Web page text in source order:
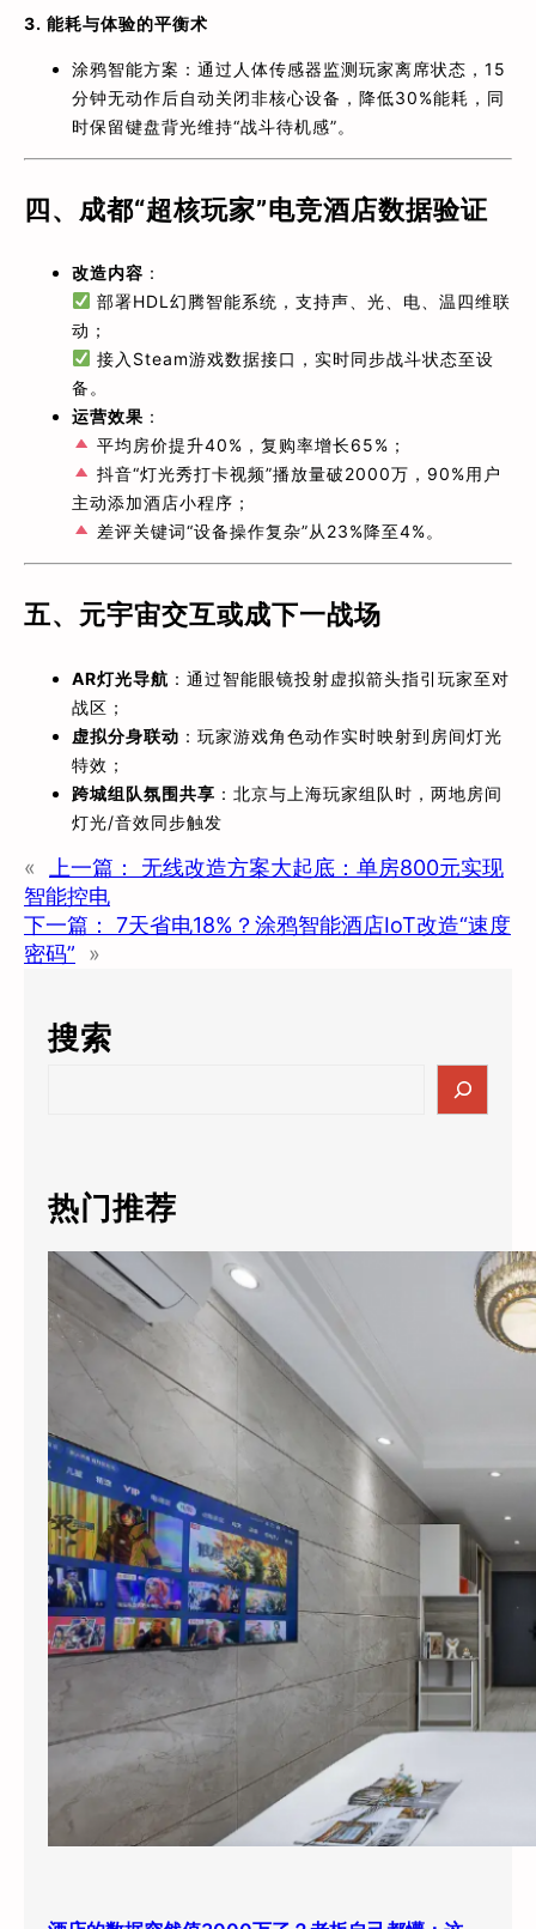
3. 能耗与体验的平衡术
涂鸦智能方案：通过人体传感器监测玩家离席状态，15
分钟无动作后自动关闭非核心设备，降低30%能耗，同
时保留键盘背光维持“战斗待机感”。
四、成都“超核玩家”电竞酒店数据验证
改造内容 ：
部署HDL幻腾智能系统，支持声、光、电、温四维联
动；
接入Steam游戏数据接口，实时同步战斗状态至设
备。
运营效果 ：
平均房价提升40%，复购率增长65%；
抖音“灯光秀打卡视频”播放量破2000万，90%用户
主动添加酒店小程序；
差评关键词“设备操作复杂”从23%降至4%。
五、元宇宙交互或成下一战场
AR灯光导航 ：通过智能眼镜投射虚拟箭头指引玩家至对
战区；
虚拟分身联动 ：玩家游戏角色动作实时映射到房间灯光
特效；
跨城组队氛围共享 ：北京与上海玩家组队时，两地房间
灯光/音效同步触发
« 上一篇：
无线改造方案大起底：单房800元实现
智能控电
下一篇：
7天省电18%？涂鸦智能酒店IoT改造“速度
密码”
»
搜索
c
h
热门推荐